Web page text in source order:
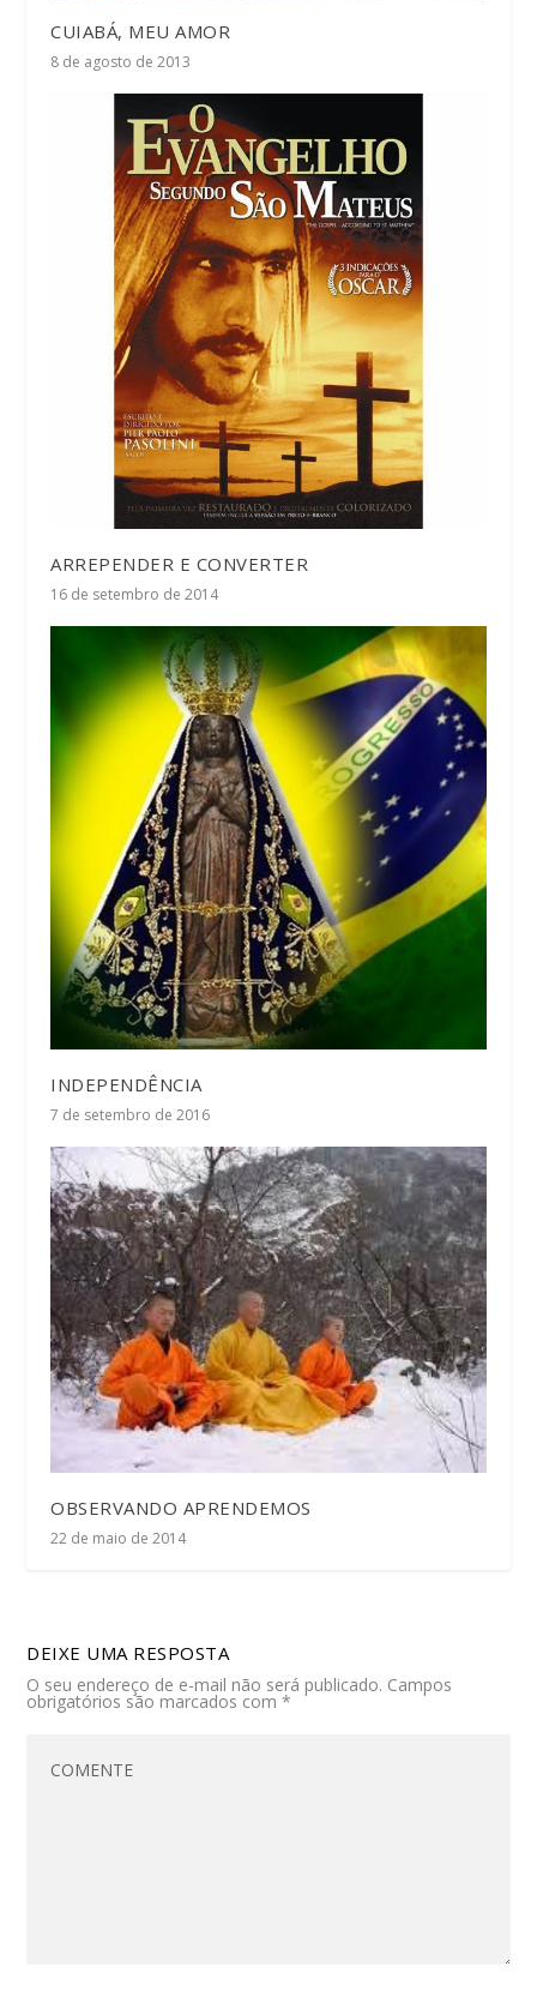
CUIABÁ, MEU AMOR
8 de agosto de 2013
ARREPENDER E CONVERTER
16 de setembro de 2014
INDEPENDÊNCIA
7 de setembro de 2016
OBSERVANDO APRENDEMOS
22 de maio de 2014
DEIXE UMA RESPOSTA
O seu endereço de e-mail não será publicado. Campos
obrigatórios são marcados com*